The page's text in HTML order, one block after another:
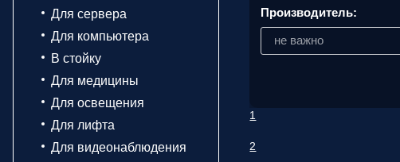
Для сервера
Для компьютера
В стойку
Для медицины
Для освещения
Для лифта
Для видеонаблюдения
Производитель:
не важно
1
2